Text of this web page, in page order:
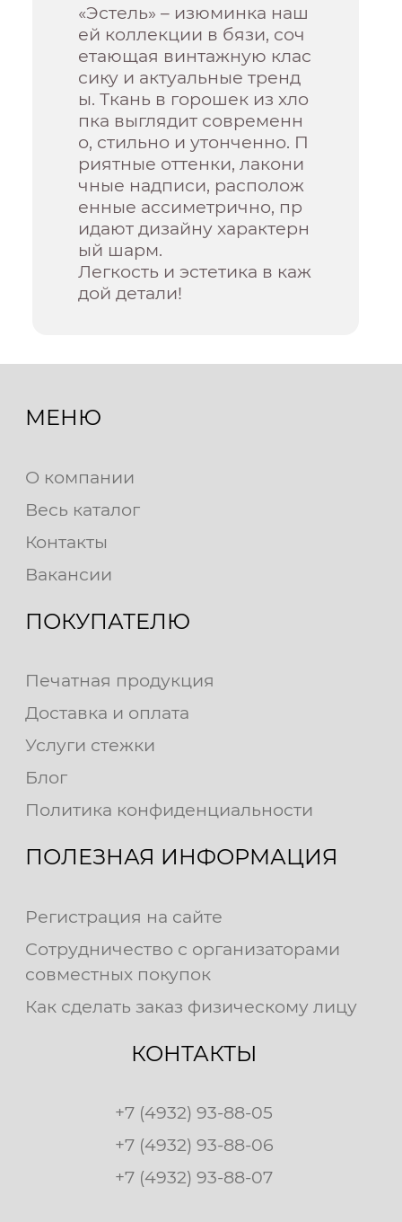
«Эстель» – изюминка наш
ей коллекции в бязи, соч
етающая винтажную клас
сику и актуальные тренд
ы. Ткань в горошек из хло
пка выглядит современн
о, стильно и утонченно. П
риятные оттенки, лакони
чные надписи, располож
енные ассиметрично, пр
идают дизайну характерн
ый шарм.
Легкость и эстетика в каж
дой детали!
МЕНЮ
О компании
Весь каталог
Контакты
Вакансии
ПОКУПАТЕЛЮ
Печатная продукция
Доставка и оплата
Услуги стежки
Блог
Политика конфиденциальности
ПОЛЕЗНАЯ ИНФОРМАЦИЯ
Регистрация на сайте
Сотрудничество с организаторами
совместных покупок
Как сделать заказ физическому лицу
КОНТАКТЫ
+7 (4932) 93-88-05
+7 (4932) 93-88-06
+7 (4932) 93-88-07